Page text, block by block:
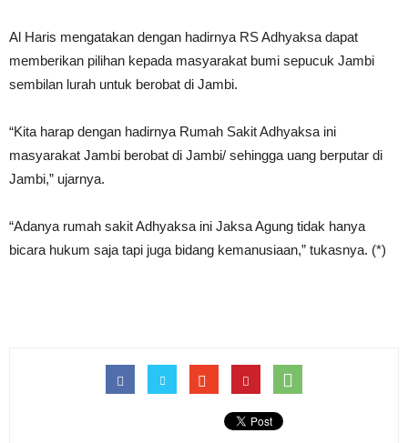
Al Haris mengatakan dengan hadirnya RS Adhyaksa dapat
memberikan pilihan kepada masyarakat bumi sepucuk Jambi
sembilan lurah untuk berobat di Jambi.
“Kita harap dengan hadirnya Rumah Sakit Adhyaksa ini
masyarakat Jambi berobat di Jambi/ sehingga uang berputar di
Jambi,” ujarnya.
“Adanya rumah sakit Adhyaksa ini Jaksa Agung tidak hanya
bicara hukum saja tapi juga bidang kemanusiaan,” tukasnya. (*)